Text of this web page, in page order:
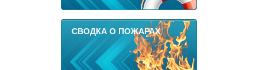
СВОДКА О ПОЖАРАХ